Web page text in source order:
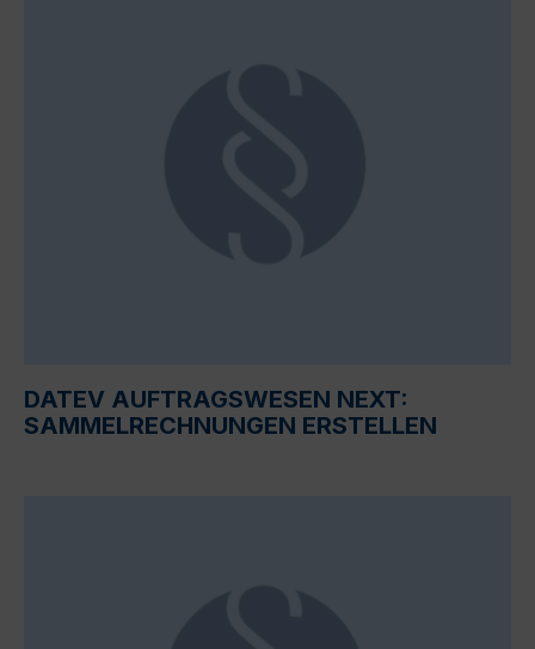
DATEV AUFTRAGSWESEN NEXT:
SAMMELRECHNUNGEN ERSTELLEN